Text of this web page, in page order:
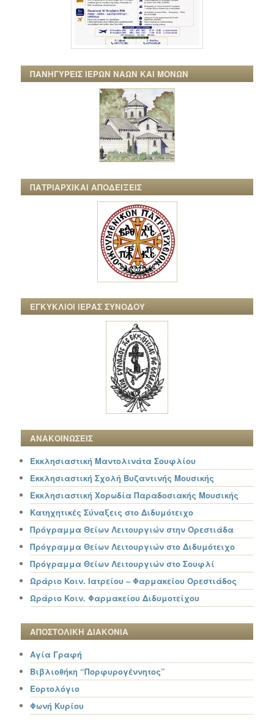
ΠΑΝΗΓΥΡΕΙΣ ΙΕΡΩΝ ΝΑΩΝ ΚΑΙ ΜΟΝΩΝ
ΠΑΤΡΙΑΡΧΙΚΑΙ ΑΠΟΔΕΙΞΕΙΣ
ΕΓΚΥΚΛΙΟΙ ΙΕΡΑΣ ΣΥΝΟΔΟΥ
ΑΝΑΚΟΙΝΩΣΕΙΣ
Εκκλησιαστική Μαντολινάτα Σουφλίου
Εκκλησιαστική Σχολή Βυζαντινής Μουσικής
Εκκλησιαστική Χορωδία Παραδοσιακής Μουσικής
Κατηχητικές Σύναξεις στο Διδυμότειχο
Πρόγραμμα Θείων Λειτουργιών στην Ορεστιάδα
Πρόγραμμα Θείων Λειτουργιών στο Διδυμότειχο
Πρόγραμμα Θείων Λειτουργιών στο Σουφλί
Ωράριο Κοιν. Ιατρείου – Φαρμακείου Ορεστιάδος
Ωράριο Κοιν. Φαρμακείου Διδυμοτείχου
ΑΠΟΣΤΟΛΙΚΗ ΔΙΑΚΟΝΙΑ
Αγία Γραφή
Βιβλιοθήκη “Πορφυρογέννητος”
Εορτολόγιο
Φωνή Κυρίου